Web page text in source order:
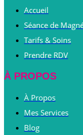
Accueil
Séance de
Tarifs & Soins
Prendre RDV
À PROPOS
À Propos
Mes Services
Blog